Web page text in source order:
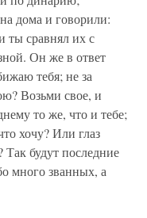
дома и говорили:
ты сравнял их с
Он же в ответ
тебя; не за
Возьми свое, и
то же, что и тебе;
хочу? Или глаз
Так будут последние
много званных, а